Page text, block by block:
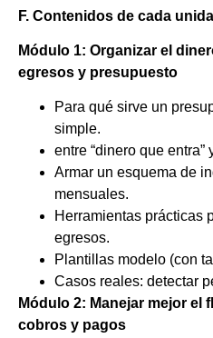
F. Contenidos de cada
Módulo 1: Organizar el
egresos y presupuesto
Para qué sirve un
simple.
entre “dinero que entra”
Armar un esquema de
mensuales.
Herramientas prácticas
egresos.
Plantillas modelo (con
Casos reales: detectar
Módulo 2: Manejar mejor el
cobros y pagos